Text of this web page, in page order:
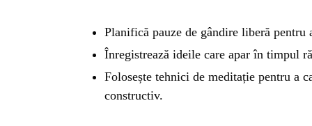
Planifică pauze de gândire liberă pentru
Înregistrează ideile care apar în timpul
Folosește tehnici de meditație pentru a
constructiv.